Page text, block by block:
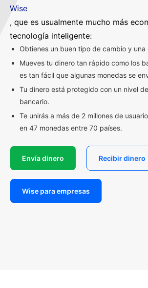
Wise
, que es usualmente mucho más
tecnología inteligente:
Obtienes un buen tipo de cambio y una
Mueves tu dinero tan rápido como los
es tan fácil que algunas monedas se
Tu dinero está protegido con un nivel
bancario.
Te unirás a más de 2 millones de
en 47 monedas entre 70 países.
Envía dinero Recibir dinero
Wise para empresas